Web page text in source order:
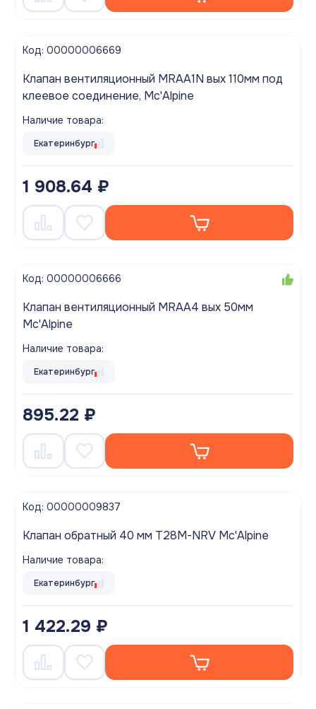
Код: 00000006669
Клапан вентиляционный MRAA1N вых 110мм под
клеевое соединение, Mc'Alpine
Наличие товара:
Екатеринбург
1 908.64 ₽
Код: 00000006666
Клапан вентиляционный MRAA4 вых 50мм
Mc'Alpine
Наличие товара:
Екатеринбург
895.22 ₽
Код: 00000009837
Клапан обратный 40 мм T28M-NRV Mc'Alpine
Наличие товара:
Екатеринбург
1 422.29 ₽